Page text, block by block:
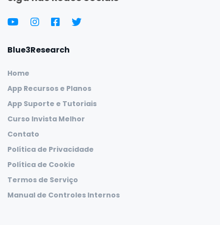
Blue3Research
Home
App Recursos e Planos
App Suporte e Tutoriais
Curso Invista Melhor
Contato
Política de Privacidade
Política de Cookie
Termos de Serviço
Manual de Controles Internos